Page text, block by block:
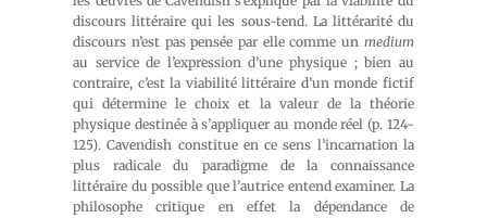
discours littéraire qui les sous-tend. La littérarité du
discours n’est pas pensée par elle comme un medium
au service de l’expression d’une physique ; bien au
contraire, c’est la viabilité littéraire d’un monde fictif
qui détermine le choix et la valeur de la théorie
physique destinée à s’appliquer au monde réel (p. 124-
125). Cavendish constitue en ce sens l’incarnation la
plus radicale du paradigme de la connaissance
littéraire du possible que l’autrice entend examiner. La
philosophe critique en effet la dépendance de